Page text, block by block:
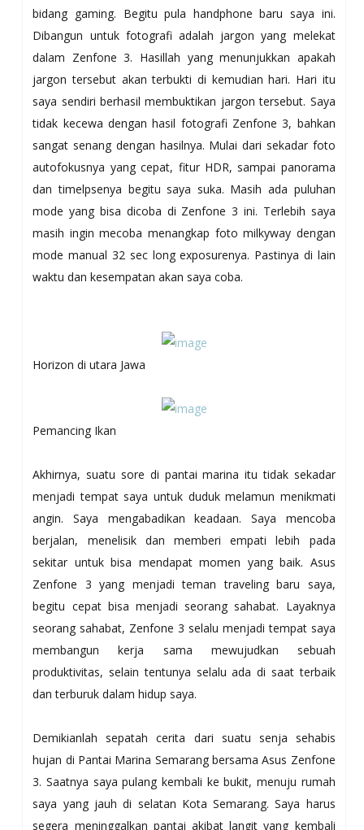
bidang gaming. Begitu pula handphone baru saya ini.
Dibangun untuk fotografi adalah jargon yang melekat
dalam Zenfone 3. Hasillah yang menunjukkan apakah
jargon tersebut akan terbukti di kemudian hari. Hari itu
saya sendiri berhasil membuktikan jargon tersebut. Saya
tidak kecewa dengan hasil fotografi Zenfone 3, bahkan
sangat senang dengan hasilnya. Mulai dari sekadar foto
autofokusnya yang cepat, fitur HDR, sampai panorama
dan timelpsenya begitu saya suka. Masih ada puluhan
mode yang bisa dicoba di Zenfone 3 ini. Terlebih saya
masih ingin mecoba menangkap foto milkyway dengan
mode manual 32 sec long exposurenya. Pastinya di lain
waktu dan kesempatan akan saya coba.
Horizon di utara Jawa
Pemancing Ikan
Akhirnya, suatu sore di pantai marina itu tidak sekadar
menjadi tempat saya untuk duduk melamun menikmati
angin. Saya mengabadikan keadaan. Saya mencoba
berjalan, menelisik dan memberi empati lebih pada
sekitar untuk bisa mendapat momen yang baik. Asus
Zenfone 3 yang menjadi teman traveling baru saya,
begitu cepat bisa menjadi seorang sahabat. Layaknya
seorang sahabat, Zenfone 3 selalu menjadi tempat saya
membangun kerja sama mewujudkan sebuah
produktivitas, selain tentunya selalu ada di saat terbaik
dan terburuk dalam hidup saya.
Demikianlah sepatah cerita dari suatu senja sehabis
hujan di Pantai Marina Semarang bersama Asus Zenfone
3. Saatnya saya pulang kembali ke bukit, menuju rumah
saya yang jauh di selatan Kota Semarang. Saya harus
segera meninggalkan pantai akibat langit yang kembali